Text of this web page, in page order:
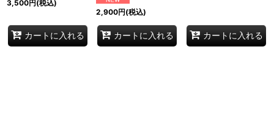
3,500円(税込)
カートに入れる
2,900円(税込)
カートに入れる カートに入れる